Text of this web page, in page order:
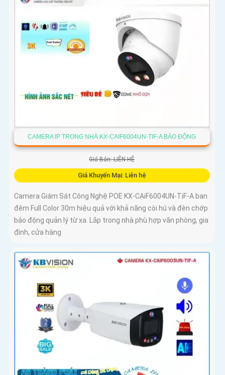
CAMERA IP TRONG NHÀ KX-CAIF6004UN-TIF-A BÁO ĐỘNG
Giá Bán: LIÊN HỆ
Giá Khuyến Mại: Liên hệ
Camera Giám Sát Công Nghệ POE KX-CAiF6004UN-TiF-A ban
đêm Full Color 30m hiệu quả với khả năng còi hú và đèn chớp
báo động quản lý từ xa. Lắp trong nhà phù hợp văn phòng, gia
đình, cửa hàng